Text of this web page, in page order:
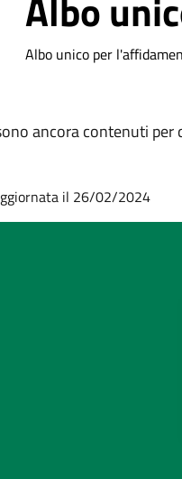
Albo
Albo unico per
ancora contenuti per
il 26/02/2024